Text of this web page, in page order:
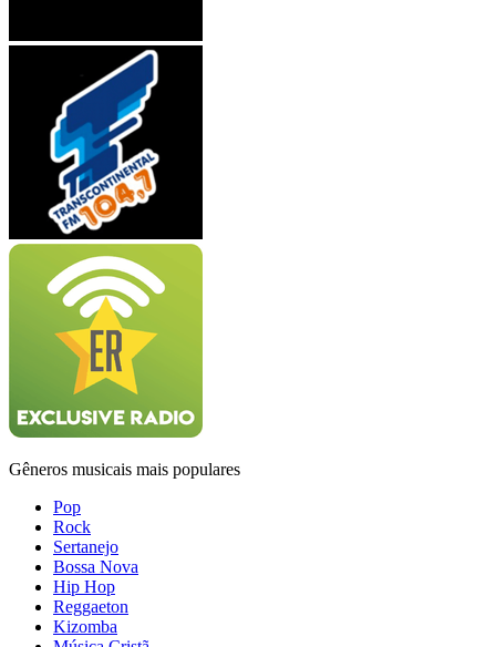
Gêneros musicais mais populares
Pop
Rock
Sertanejo
Bossa Nova
Hip Hop
Reggaeton
Kizomba